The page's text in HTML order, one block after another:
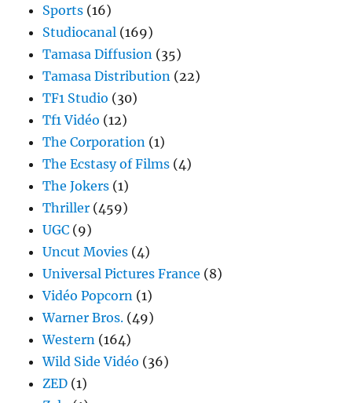
Sports (16)
Studiocanal (169)
Tamasa Diffusion (35)
Tamasa Distribution (22)
TF1 Studio (30)
Tf1 Vidéo (12)
The Corporation (1)
The Ecstasy of Films (4)
The Jokers (1)
Thriller (459)
UGC (9)
Uncut Movies (4)
Universal Pictures France (8)
Vidéo Popcorn (1)
Warner Bros. (49)
Western (164)
Wild Side Vidéo (36)
ZED (1)